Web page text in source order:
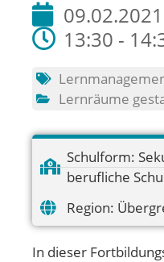
09.02.2021
13:30 -
Lernräume
Schulform:
berufliche
Region:
In dieser